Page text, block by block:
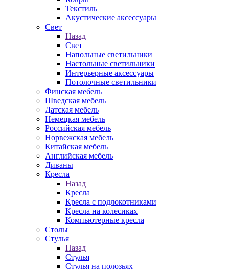
Текстиль
Акустические аксессуары
Свет
Назад
Свет
Напольные светильники
Настольные светильники
Интерьерные аксессуары
Потолочные светильники
Финская мебель
Шведская мебель
Датская мебель
Немецкая мебель
Российская мебель
Норвежская мебель
Китайская мебель
Английская мебель
Диваны
Кресла
Назад
Кресла
Кресла с подлокотниками
Кресла на колесиках
Компьютерные кресла
Столы
Стулья
Назад
Стулья
Стулья на полозьях